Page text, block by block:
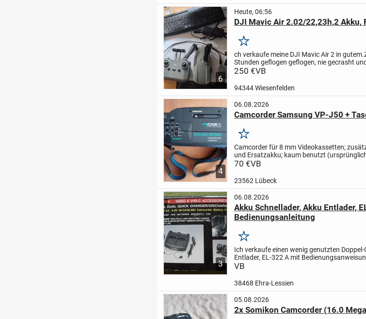
6
Heute, 06:56
DJI Mavic Air 2.02/22,23h,2 Akku,
Merken
ch verkaufe meine DJI Mavic Air 2 in
Stunden geflogen geflogen, nie gecrasht
ganz kleiner Riss,siehe Foto.
250 €VB
94344 Wiesenfelden
4
06.08.2026
Camcorder Samsung VP-J50 +
Merken
Camcorder für 8 mm Videokassetten;
und Ersatzakku; kaum benutzt
überfordert war);
70 €VB
23562 Lübeck
3
06.08.2026
Akku Schnellader, Akku Entlader,
Bedienungsanleitung
Merken
Ich verkaufe einen wenig genutzten
Entlader, EL-322 A mit
Verpackungskarton.
VB
38468 Ehra-Lessien
05.08.2026
2x Somikon Camcorder (16.0